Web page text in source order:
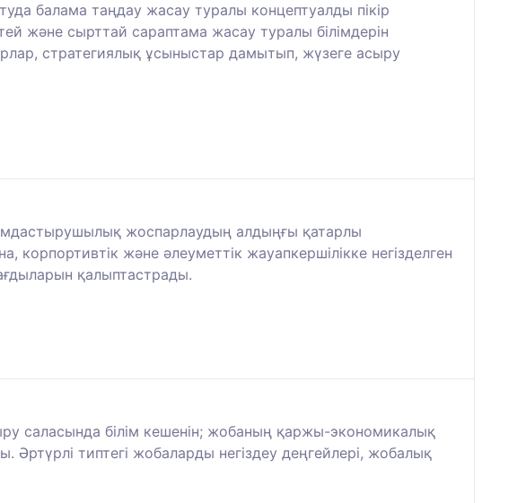
балама таңдау жасау туралы концептуалды пікір
және сырттай сараптама жасау туралы білімдерін
стратегиялық ұсыныстар дамытып, жүзеге асыру
жоспарлаудың алдыңғы қатарлы
және әлеуметтік жауапкершілікке негізделген
қалыптастрады.
саласында білім кешенін; жобаның қаржы-экономикалық
типтегі жобаларды негіздеу деңгейлері, жобалық